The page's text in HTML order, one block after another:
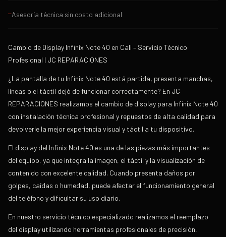
—Asesoría técnica sin costo adicional
Cambio de Display Infinix Note 40 en Cali – Servicio Técnico
Profesional | JC REPARACIONES
¿La pantalla de tu Infinix Note 40 está partida, presenta manchas,
líneas o el táctil dejó de funcionar correctamente? En JC
REPARACIONES realizamos el cambio de display para Infinix Note 40
con instalación técnica profesional y repuestos de alta calidad para
devolverle la mejor experiencia visual y táctil a tu dispositivo.
El display del Infinix Note 40 es una de las piezas más importantes
del equipo, ya que integra la imagen, el táctil y la visualización de
contenido con excelente calidad. Cuando presenta daños por
golpes, caídas o humedad, puede afectar el funcionamiento general
del teléfono y dificultar su uso diario.
En nuestro servicio técnico especializado realizamos el reemplazo
del display utilizando herramientas profesionales de precisión,